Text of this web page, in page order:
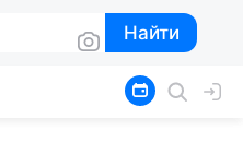
Найти
Найти